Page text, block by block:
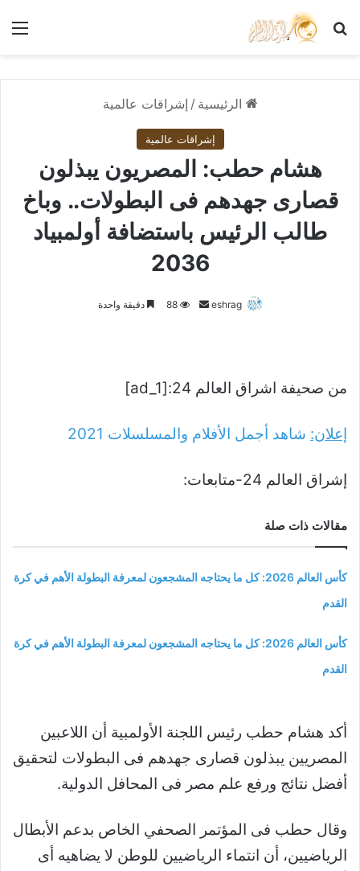
بحث عن
الرئيسية / إشراقات عالمية
إشراقات عالمية
هشام حطب: المصريون يبذلون
قصارى جهدهم فى البطولات.. وباخ
طالب الرئيس باستضافة أولمبياد
2036
eshrag
أرسل88 دقيقة واحدة
من صحيفة اشراق العالم 24:[ad_1]
إعلان: شاهد أجمل الأفلام والمسلسلات 2021
إشراق العالم 24-متابعات:
مقالات ذات صلة
كأس العالم 2026: كل ما يحتاجه المشجعون لمعرفة البطولة الأهم في كرة
القدم
كأس العالم 2026: كل ما يحتاجه المشجعون لمعرفة البطولة الأهم في كرة
القدم
أكد هشام حطب رئيس اللجنة الأولمبية أن اللاعبين
المصريين يبذلون قصارى جهدهم فى البطولات لتحقيق
أفضل نتائج ورفع علم مصر فى المحافل الدولية.
وقال حطب فى المؤتمر الصحفي الخاص بدعم الأبطال
الرياضيين، أن انتماء الرياضيين للوطن لا يضاهيه أى